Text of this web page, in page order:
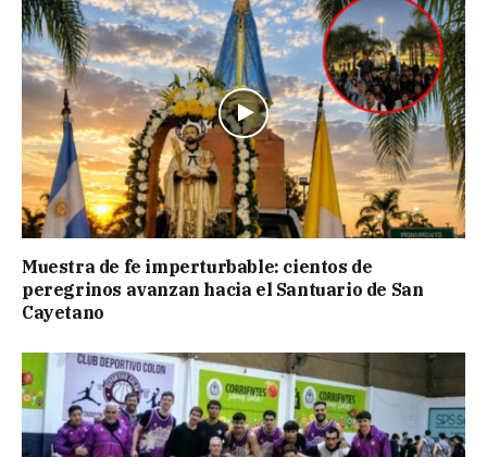
Muestra de fe imperturbable: cientos de
peregrinos avanzan hacia el Santuario de San
Cayetano